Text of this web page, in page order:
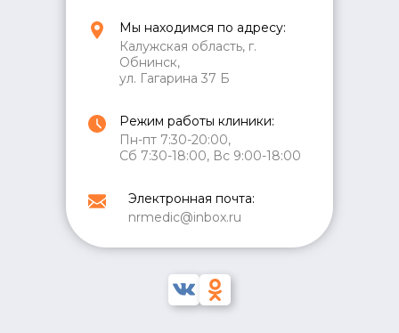
Мы находимся по адресу:
Калужская область, г.
Обнинск,
ул. Гагарина 37 Б
Режим работы клиники:
Пн-пт 7:30-20:00,
Сб 7:30-18:00, Вс 9:00-18:00
Электронная почта:
nrmedic@inbox.ru